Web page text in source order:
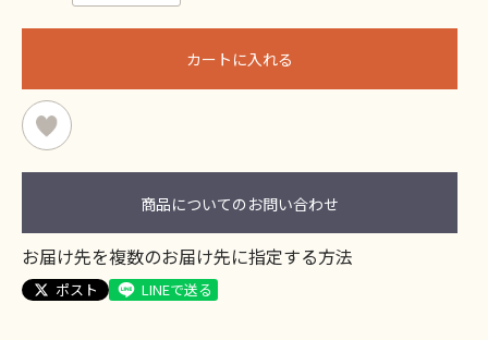
カートに入れる
商品についてのお問い合わせ
お届け先を複数のお届け先に指定する方法
ポスト LINEで送る